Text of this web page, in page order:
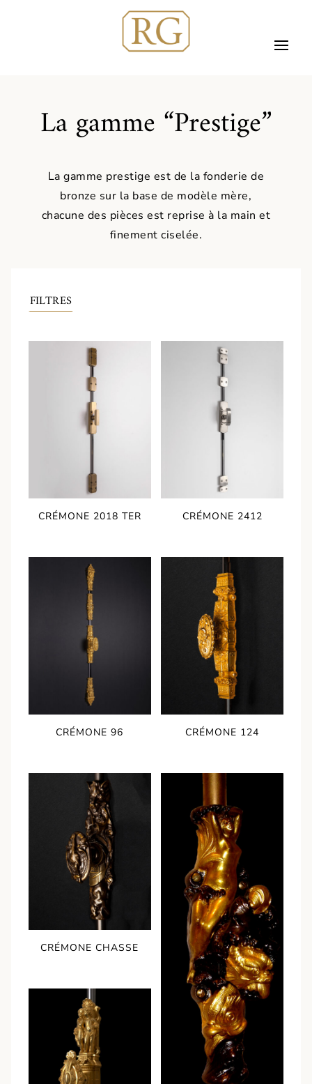
La gamme “Prestige”
La gamme prestige est de la fonderie de
bronze sur la base de modèle mère,
chacune des pièces est reprise à la main et
finement ciselée.
FILTRES
CRÉMONE 2018 TER CRÉMONE 2412
CRÉMONE 96 CRÉMONE 124
CRÉMONE CHASSE